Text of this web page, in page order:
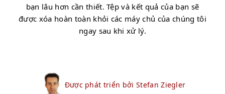
bạn lâu hơn cần thiết. Tệp và kết quả của bạn sẽ
được xóa hoàn toàn khỏi các máy chủ của chúng tôi
ngay sau khi xử lý.
Được phát triển bởi Stefan Ziegler